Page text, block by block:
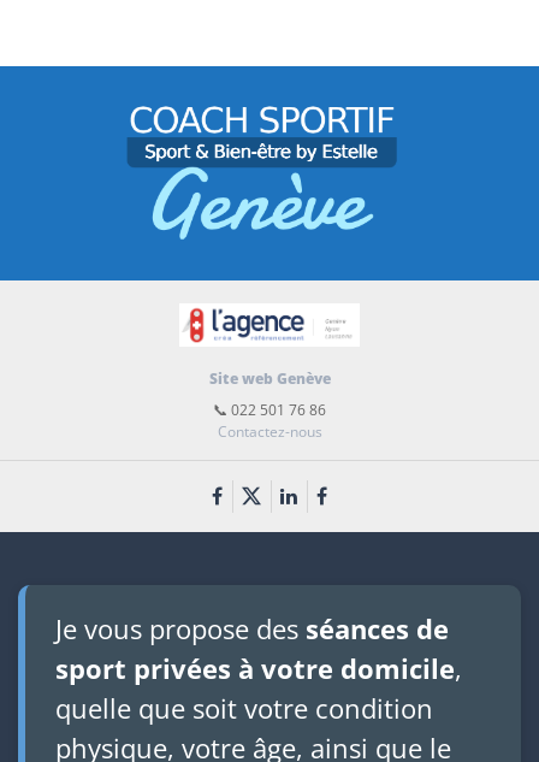
Site web Genève
📞 022 501 76 86
Contactez-nous
Je vous propose des séances de
sport privées à votre domicile,
quelle que soit votre condition
physique, votre âge, ainsi que le